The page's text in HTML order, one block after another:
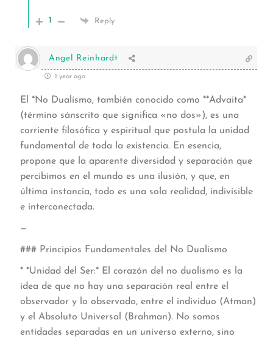
1 Reply
Angel Reinhardt
1 year ago
El *No Dualismo, también conocido como **Advaita*
(término sánscrito que significa «no dos»), es una
corriente filosófica y espiritual que postula la unidad
fundamental de toda la existencia. En esencia,
propone que la aparente diversidad y separación que
percibimos en el mundo es una ilusión, y que, en
última instancia, todo es una sola realidad, indivisible
e interconectada.
—
### Principios Fundamentales del No Dualismo
* *Unidad del Ser:* El corazón del no dualismo es la
idea de que no hay una separación real entre el
observador y lo observado, entre el individuo (Atman)
y el Absoluto Universal (Brahman). No somos
entidades separadas en un universo externo, sino